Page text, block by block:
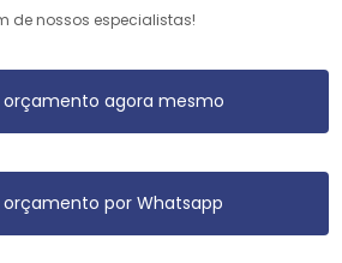
de nossos especialistas!
orçamento agora mesmo
orçamento por Whatsapp